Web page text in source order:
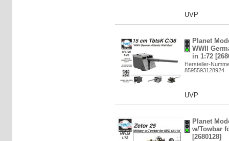
UVP
Planet
WWII
in 1:72
Hersteller-
8595593128924
UVP
Planet
w/Towbar
[2680128]